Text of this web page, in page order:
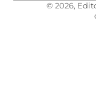
© 2026,